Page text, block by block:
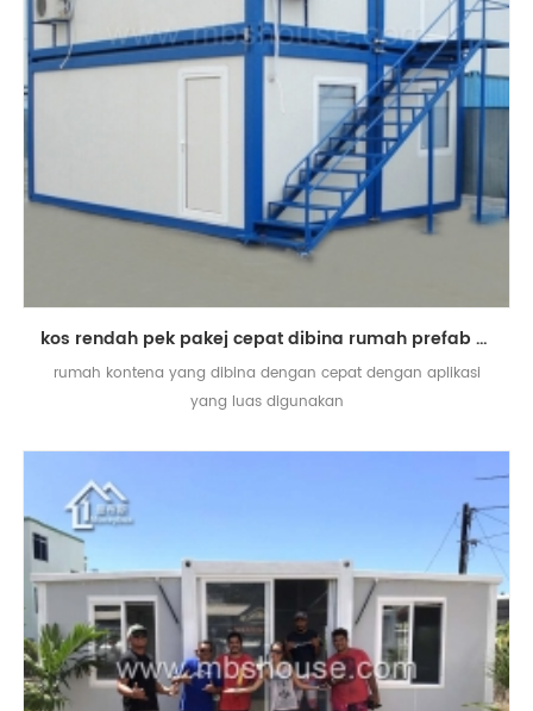
kos rendah pek pakej cepat dibina rumah prefab rumah asrama pekerja rumah
rumah kontena yang dibina dengan cepat dengan aplikasi
yang luas digunakan